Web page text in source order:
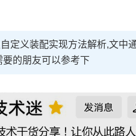
定义装配实现方法解析,文中
的朋友可以参考下